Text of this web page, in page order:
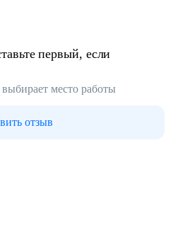
первый, если
место работы
отзыв